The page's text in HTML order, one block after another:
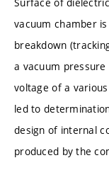
vacuum chamber
breakdown
a vacuum
voltage of a
led to
design of internal
produced by the